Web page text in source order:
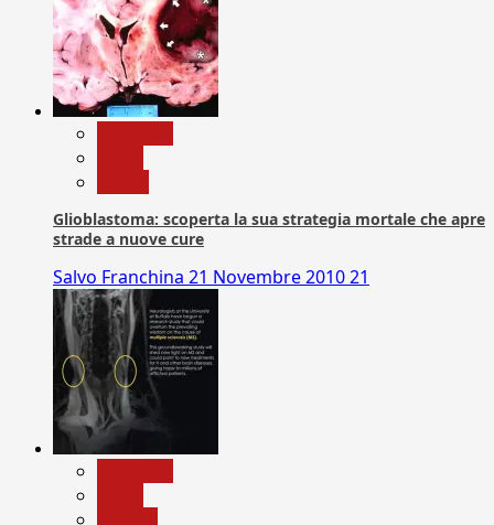
Glioblastoma: scoperta la sua strategia mortale che apre
strade a nuove cure
Salvo Franchina 21 Novembre 201021